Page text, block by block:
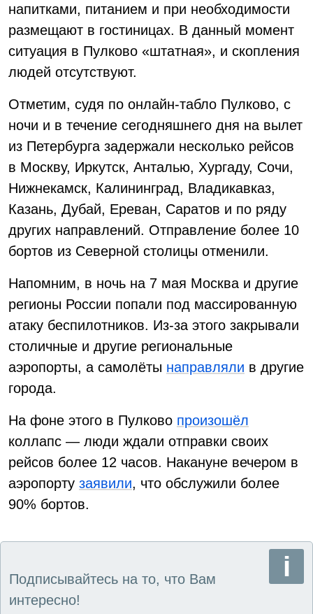
напитками, питанием и при необходимости
размещают в гостиницах. В данный момент
ситуация в Пулково «штатная», и скопления
людей отсутствуют.
Отметим, судя по онлайн-табло Пулково, с
ночи и в течение сегодняшнего дня на вылет
из Петербурга задержали несколько рейсов
в Москву, Иркутск, Анталью, Хургаду, Сочи,
Нижнекамск, Калининград, Владикавказ,
Казань, Дубай, Ереван, Саратов и по ряду
других направлений. Отправление более 10
бортов из Северной столицы отменили.
Напомним, в ночь на 7 мая Москва и другие
регионы России попали под массированную
атаку беспилотников. Из-за этого закрывали
столичные и другие региональные
аэропорты, а самолёты направляли в другие
города.
На фоне этого в Пулково произошёл
коллапс — люди ждали отправки своих
рейсов более 12 часов. Накануне вечером в
аэропорту заявили, что обслужили более
90% бортов.
Подписывайтесь на то, что Вам
интересно!